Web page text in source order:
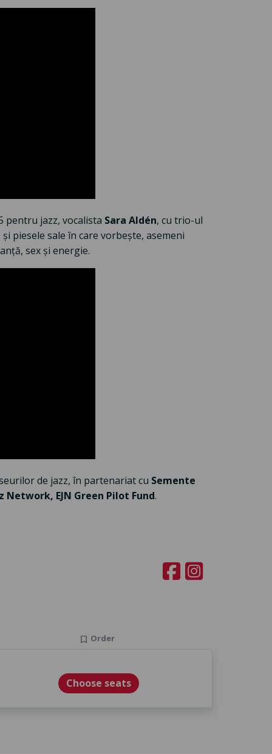
pentru jazz, vocalista Sara Aldén, cu trio-ul
piesele sale în care vorbește, asemeni
sex și energie.
de jazz, în partenariat cu Semente
Network, EJN Green Pilot Fund.
bookmark Order
Choose seats